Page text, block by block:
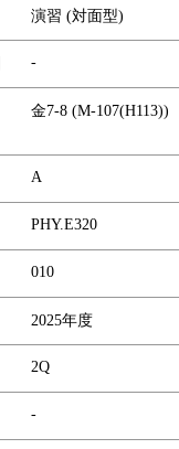
演習 (対面型)
-
金7-8 (M-107(H113))
A
PHY.E320
010
2025年度
2Q
-